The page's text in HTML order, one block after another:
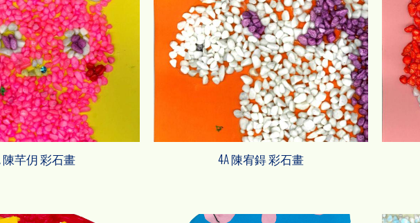
陳芊仴 彩石畫 4A 陳宥鍀 彩石畫